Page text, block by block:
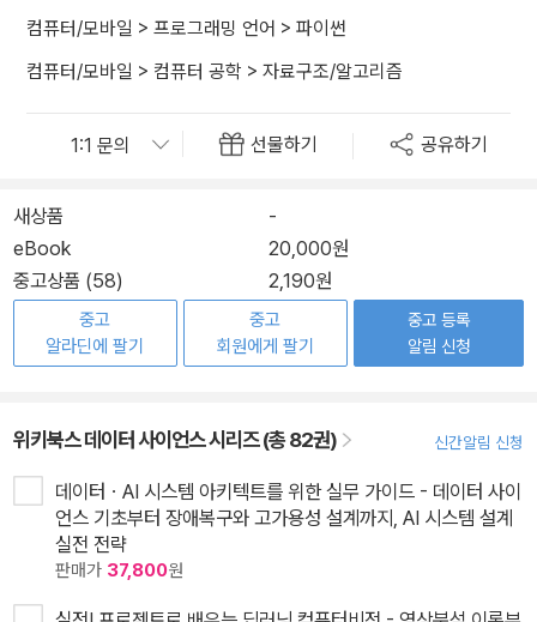
컴퓨터/모바일 > 프로그래밍 언어 > 파이썬
컴퓨터/모바일 > 컴퓨터 공학 > 자료구조/알고리즘
선물하기 공유하기
새상품
-
eBook
20,000원
중고상품 (58)
2,190원
중고
알라딘에 팔기
중고
회원에게 팔기
중고 등록
알림 신청
위키북스 데이터 사이언스 시리즈 (총 82권) 신간알림 신청
데이터ㆍAI 시스템 아키텍트를 위한 실무 가이드 - 데이터 사이
언스 기초부터 장애복구와 고가용성 설계까지, AI 시스템 설계
실전 전략
판매가 37,800원